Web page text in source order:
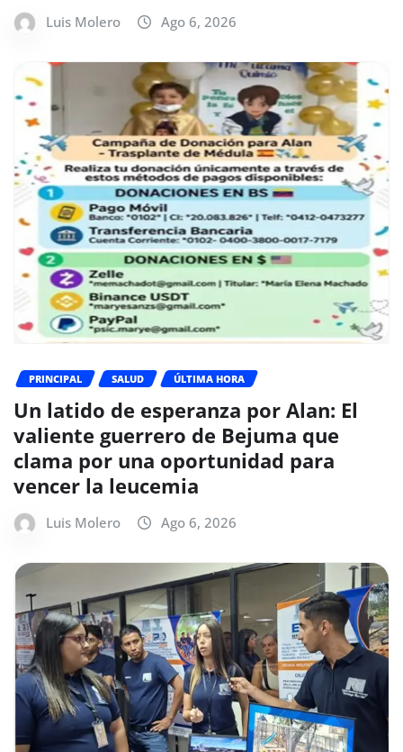
Luis Molero Ago 6, 2026
PRINCIPAL SALUD ÚLTIMA HORA
Un latido de esperanza por Alan: El
valiente guerrero de Bejuma que
clama por una oportunidad para
vencer la leucemia
Luis Molero Ago 6, 2026